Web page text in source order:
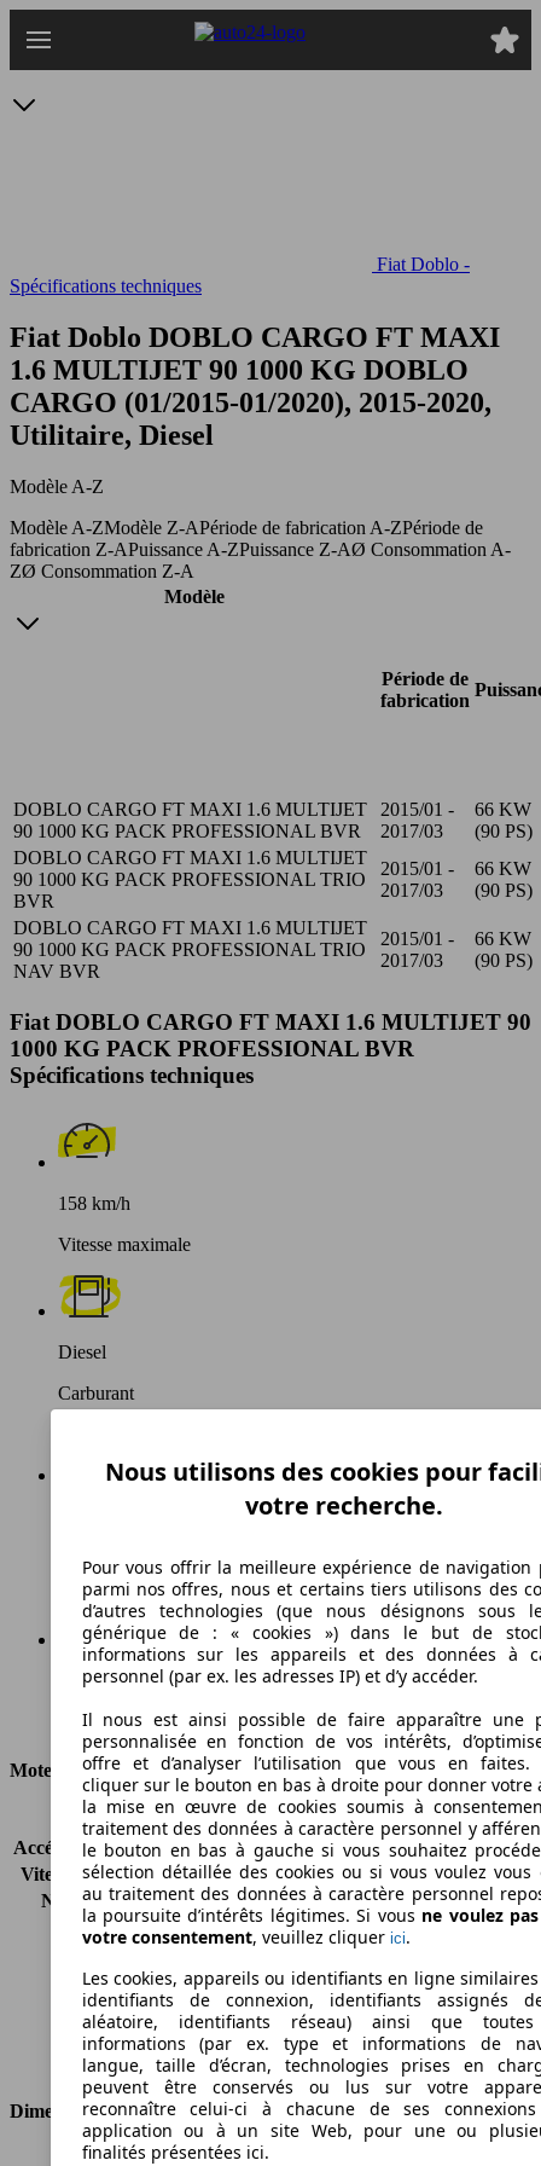
au
Fiat Doblo -
Spécifications techniques
Fiat Doblo DOBLO CARGO FT MAXI
1.6 MULTIJET 90 1000 KG DOBLO
CARGO (01/2015-01/2020), 2015-2020,
Utilitaire, Diesel
Modèle A-Z
Modèle A-ZModèle Z-APériode de fabrication A-ZPériode de
fabrication Z-APuissance A-ZPuissance Z-AØ Consommation A-
ZØ Consommation Z-A
Modèle
Période de
fabrication
DOBLO CARGO FT MAXI 1.6 MULTIJET
90 1000 KG PACK PROFESSIONAL BVR
2015/01 -
2017/03
66 KW
(90 PS)
DOBLO CARGO FT MAXI 1.6 MULTIJET
90 1000 KG PACK PROFESSIONAL TRIO
BVR
2015/01 -
2017/03
66 KW
(90 PS)
DOBLO CARGO FT MAXI 1.6 MULTIJET
90 1000 KG PACK PROFESSIONAL TRIO
NAV BVR
2015/01 -
2017/03
66 KW
(90 PS)
Fiat DOBLO CARGO FT MAXI 1.6 MULTIJET 90
1000 KG PACK PROFESSIONAL BVR
Spécifications techniques
158 km/h
Vitesse maximale
Diesel
Carburant
Émissions de CO2 (combinées)*
Ø 5.0 l/100km
Consommation
Moteur et Puissance
KW (CH)
66 kW (90 PS)
Accélération (0-100 km/h)
Vitesse maximale (km/h) 158 km/h
Nombre de vitesses
5
Couple
200 nm
Carburant
Diesel
Cylindres
4
Transmission
Semi-automatique
Type de traction
Traction avant
Dimensions
Nous utilisons des cookies pour
votre recherche.
Pour vous offrir la meilleure expérience de navigation
parmi nos offres, nous et certains tiers utilisons des
d’autres technologies (que nous désignons sous
générique de : « cookies ») dans le but de
informations sur les appareils et des données à
personnel (par ex. les adresses IP) et d’y accéder.
Il nous est ainsi possible de faire apparaître une
personnalisée en fonction de vos intérêts,
offre et d’analyser l’utilisation que vous en faites.
cliquer sur le bouton en bas à droite pour donner votre
la mise en œuvre de cookies soumis à
traitement des données à caractère personnel y
le bouton en bas à gauche si vous souhaitez
sélection détaillée des cookies ou si vous voulez vous
au traitement des données à caractère personnel
la poursuite d’intérêts légitimes. Si vous ne voulez
votre consentement, veuillez cliquer ici.
Les cookies, appareils ou identifiants en ligne
identifiants de connexion, identifiants assignés
aléatoire, identifiants réseau) ainsi que
informations (par ex. type et informations de
langue, taille d’écran, technologies prises en
peuvent être conservés ou lus sur votre
reconnaître celui-ci à chacune de ses
application ou à un site Web, pour une ou
finalités présentées ici.